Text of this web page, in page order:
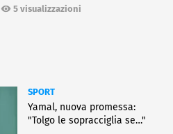
5 visualizzazioni
SPORT
Yamal, nuova promessa:
"Tolgo le sopracciglia se…"